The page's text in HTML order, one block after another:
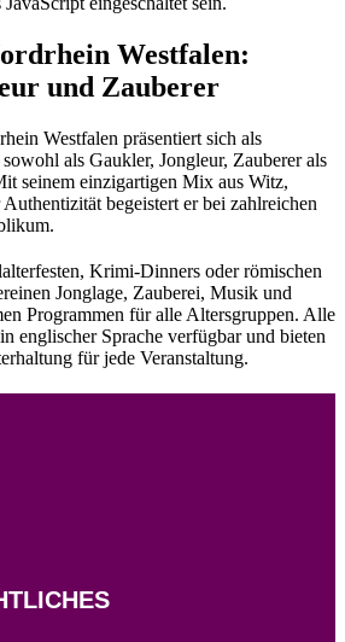
Westfalen:
und Zauberer
Westfalen präsentiert sich als
als Gaukler, Jongleur, Zauberer als
seinem einzigartigen Mix aus Witz,
begeistert er bei zahlreichen
Krimi-Dinners oder römischen
Jonglage, Zauberei, Musik und
Programmen für alle Altersgruppen. Alle
englischer Sprache verfügbar und bieten
für jede Veranstaltung.